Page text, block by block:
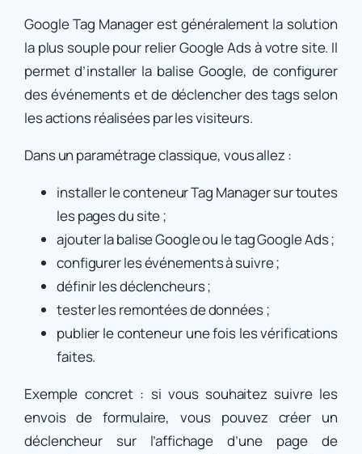
Google Tag Manager est généralement la solution
la plus souple pour relier Google Ads à votre site. Il
permet d’installer la balise Google, de configurer
des événements et de déclencher des tags selon
les actions réalisées par les visiteurs.
Dans un paramétrage classique, vous allez :
installer le conteneur Tag Manager sur toutes
les pages du site ;
ajouter la balise Google ou le tag Google Ads ;
configurer les événements à suivre ;
définir les déclencheurs ;
tester les remontées de données ;
publier le conteneur une fois les vérifications
faites.
Exemple concret : si vous souhaitez suivre les
envois de formulaire, vous pouvez créer un
déclencheur sur l’affichage d’une page de